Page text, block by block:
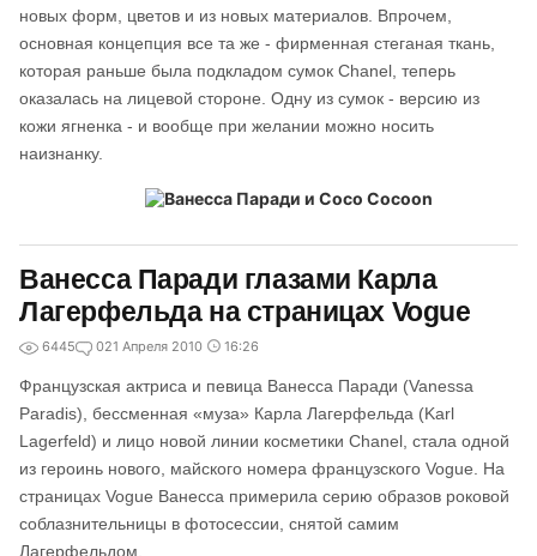
новых форм, цветов и из новых материалов. Впрочем,
основная концепция все та же - фирменная стеганая ткань,
которая раньше была подкладом сумок Chanel, теперь
оказалась на лицевой стороне. Одну из сумок - версию из
кожи ягненка - и вообще при желании можно носить
наизнанку.
Ванесса Паради глазами Карла
Лагерфельда на страницах Vogue
6445 021 Апреля 2010 16:26
Французская актриса и певица Ванесса Паради (Vanessa
Paradis), бессменная «муза» Карла Лагерфельда (Karl
Lagerfeld) и лицо новой линии косметики Chanel, стала одной
из героинь нового, майского номера французского Vogue. На
страницах Vogue Ванесса примерила серию образов роковой
соблазнительницы в фотосессии, снятой самим
Лагерфельдом.